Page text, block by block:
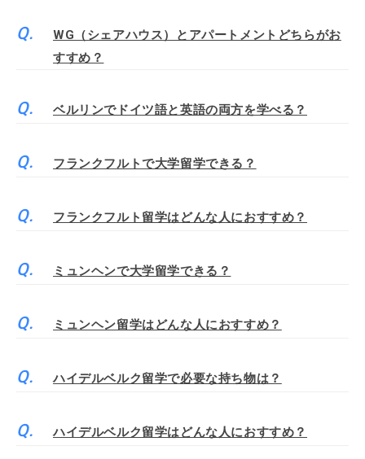
WG（シェアハウス）とアパートメントどちらがお
すすめ？
ベルリンでドイツ語と英語の両方を学べる？
フランクフルトで大学留学できる？
フランクフルト留学はどんな人におすすめ？
ミュンヘンで大学留学できる？
ミュンヘン留学はどんな人におすすめ？
ハイデルベルク留学で必要な持ち物は？
ハイデルベルク留学はどんな人におすすめ？